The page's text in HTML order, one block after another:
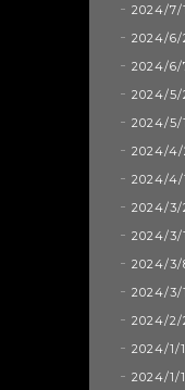
2024/7/
2024/6/
2024/6/
2024/5/
2024/5/
2024/4/
2024/4/
2024/3/
2024/3/
2024/3/
2024/3/
2024/2/
2024/1/
2024/1/